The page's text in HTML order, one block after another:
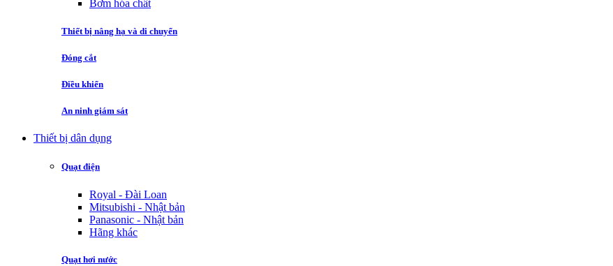
Bơm hóa chất
Thiết bị nâng hạ và di chuyển
Đóng cắt
Điều khiển
An ninh giám sát
Thiết bị dân dụng
Quạt điện
Royal - Đài Loan
Mitsubishi - Nhật bản
Panasonic - Nhật bản
Hãng khác
Quạt hơi nước